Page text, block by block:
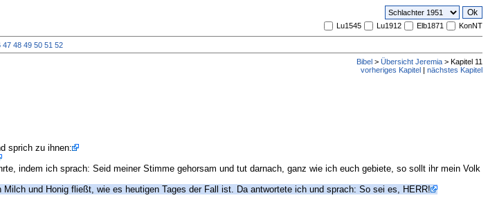
Lu1545 Lu1912 Elb1871 KonNT
47 48 49 50 51 52
Bibel > Übersicht Jeremia > Kapitel 11
vorheriges Kapitel | nächstes Kapitel
sprich zu ihnen:
indem ich sprach: Seid meiner Stimme gehorsam und tut darnach, ganz wie ich euch gebiete, so sollt ihr mein Volk
und Honig fließt, wie es heutigen Tages der Fall ist. Da antwortete ich und sprach: So sei es, HERR!